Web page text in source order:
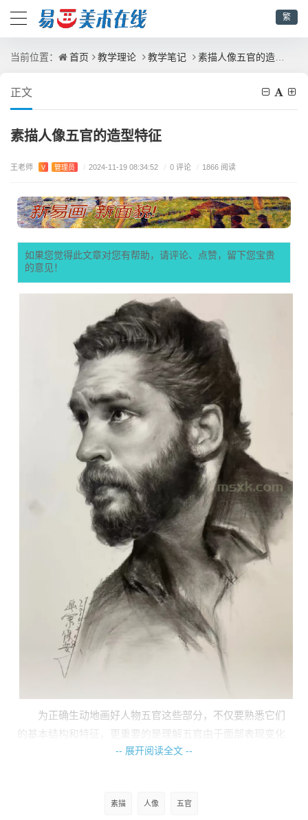
繁
当前位置： 首页 教学理论 教学笔记 素描人像五官的造型特征
正文
素描人像五官的造型特征
王老师 V 管理员 / 2024-11-19 08:34:52 / 0 评论 / 1866 阅读
如果您觉得此文章对您有帮助，请评论、点赞，留下您宝贵
的意见！
为正确生动地画好人物五官这些部分，不仅要熟悉它们
的基本结构和特征，更重要的是理解五官由于面部表现变化
而形成的相互关系。不注意五官周围肌肉的变化和相互关
眼睛是人像的灵魂之窗，其结构复杂，眼珠、瞳孔、眼
-- 展开阅读全文 --
素描 人像 五官